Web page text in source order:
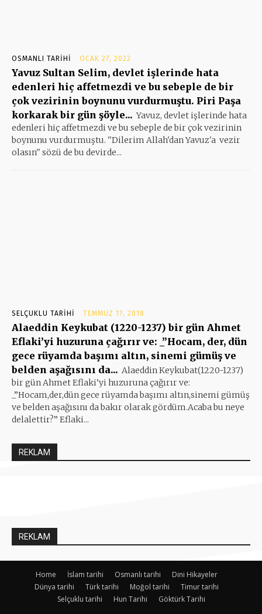
OSMANLI TARIHI OCAK 27, 2022
Yavuz Sultan Selim, devlet işlerinde hata
edenleri hiç affetmezdi ve bu sebeple de bir
çok vezirinin boynunu vurdurmuştu. Piri Paşa
korkarak bir gün şöyle... Yavuz, devlet işlerinde hata
edenleri hiç affetmezdi ve bu sebeple de bir çok vezirinin
boynunu vurdurmuştu. ''Dilerim Allah'dan Yavuz'a vezir
olasın'' sözü de bu devirde...
SELÇUKLU TARIHI TEMMUZ 17, 2018
Alaeddin Keykubat (1220-1237) bir gün Ahmet
Eflaki’yi huzuruna çağırır ve: _”Hocam, der, dün
gece rüyamda başımı altın, sinemi gümüş ve
belden aşağısını da... Alaeddin Keykubat(1220-1237)
bir gün Ahmet Eflaki’yi huzuruna çağırır ve:
_”Hocam,der,dün gece rüyamda başımı altın,sinemi gümüş
ve belden aşağısını da bakır olarak gördüm.Acaba bu neye
delalettir?” Eflaki...
REKLAM
REKLAM
Home İslam tarihi Osmanlı tarihi
Dini Hikayeler
Dünya tarihi
Türk tarihi Moğol tarihi
Timur tarihi
Selçuklu tarihi
Hun Tarihi Göktürk Tarihi